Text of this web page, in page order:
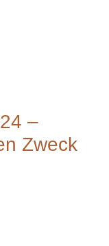
–
Zweck